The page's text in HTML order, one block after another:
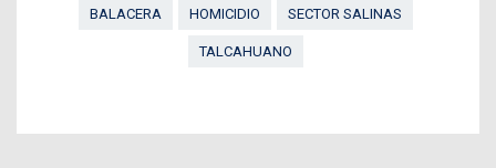
BALACERA
HOMICIDIO SECTOR SALINAS
TALCAHUANO